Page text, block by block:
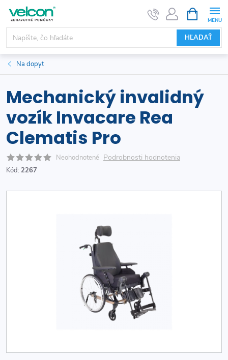
obsah
HĽADAŤ
KOŠÍK
Na dopyt
Mechanický invalidný
vozík Invacare Rea
Clematis Pro
Neohodnotené Podrobnosti hodnotenia
Kód: 2267